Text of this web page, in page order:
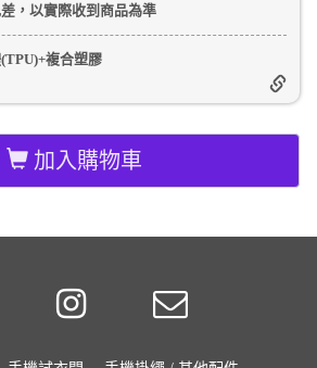
，以實際收到商品為準
複合塑膠
加入購物車